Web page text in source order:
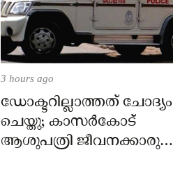
3 hours ago
ഡോക്ടറില്ലാത്തത് ചോദ്യം
ചെയ്തു; കാസർകോട്
ആശുപത്രി ജീവനക്കാരുടെ